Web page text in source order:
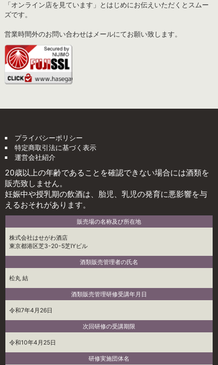
「オンライン店を見ています」とはじめにお伝えいただくとスムー
ズです。
営業時間外のお問い合わせはメールにてお願い致します。
プライバシーポリシー
特定商取引法に基づく表示
運営会社紹介
20歳以上の年齢であることを確認できない場合には酒類を
販売致しません。
妊娠中や授乳期の飲酒は、胎児、乳児の発育に悪影響を与
えるおそれがあります。
販売場の名称及び所在地
株式会社はせがわ酒店
東京都港区芝3-20-5芝IYビル
酒類販売管理者の氏名
松丸 結
酒類販売管理研修受講年月日
令和7年4月26日
次回研修の受講期限
令和10年4月25日
研修実施団体名